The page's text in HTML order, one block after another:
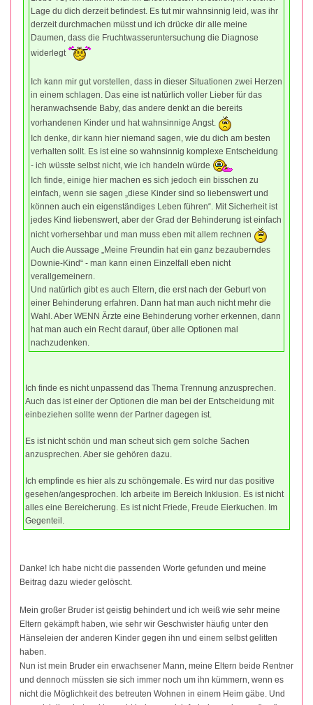
Lage du dich derzeit befindest. Es tut mir wahnsinnig leid, was ihr
derzeit durchmachen müsst und ich drücke dir alle meine
Daumen, dass die Fruchtwasseruntersuchung die Diagnose
widerlegt
Ich kann mir gut vorstellen, dass in dieser Situationen zwei Herzen
in einem schlagen. Das eine ist natürlich voller Lieber für das
heranwachsende Baby, das andere denkt an die bereits
vorhandenen Kinder und hat wahnsinnige Angst.
Ich denke, dir kann hier niemand sagen, wie du dich am besten
verhalten sollt. Es ist eine so wahnsinnig komplexe Entscheidung
- ich wüsste selbst nicht, wie ich handeln würde
Ich finde, einige hier machen es sich jedoch ein bisschen zu
einfach, wenn sie sagen „diese Kinder sind so liebenswert und
können auch ein eigenständiges Leben führen“. Mit Sicherheit ist
jedes Kind liebenswert, aber der Grad der Behinderung ist einfach
nicht vorhersehbar und man muss eben mit allem rechnen
Auch die Aussage „Meine Freundin hat ein ganz bezauberndes
Downie-Kind“ - man kann einen Einzelfall eben nicht
verallgemeinern.
Und natürlich gibt es auch Eltern, die erst nach der Geburt von
einer Behinderung erfahren. Dann hat man auch nicht mehr die
Wahl. Aber WENN Ärzte eine Behinderung vorher erkennen, dann
hat man auch ein Recht darauf, über alle Optionen mal
nachzudenken.
Ich finde es nicht unpassend das Thema Trennung anzusprechen.
Auch das ist einer der Optionen die man bei der Entscheidung mit
einbeziehen sollte wenn der Partner dagegen ist.
Es ist nicht schön und man scheut sich gern solche Sachen
anzusprechen. Aber sie gehören dazu.
Ich empfinde es hier als zu schöngemale. Es wird nur das positive
gesehen/angesprochen. Ich arbeite im Bereich Inklusion. Es ist nicht
alles eine Bereicherung. Es ist nicht Friede, Freude Eierkuchen. Im
Gegenteil.
Danke! Ich habe nicht die passenden Worte gefunden und meine
Beitrag dazu wieder gelöscht.
Mein großer Bruder ist geistig behindert und ich weiß wie sehr meine
Eltern gekämpft haben, wie sehr wir Geschwister häufig unter den
Hänseleien der anderen Kinder gegen ihn und einem selbst gelitten
haben.
Nun ist mein Bruder ein erwachsener Mann, meine Eltern beide Rentner
und dennoch müssten sie sich immer noch um ihn kümmern, wenn es
nicht die Möglichkeit des betreuten Wohnen in einem Heim gäbe. Und